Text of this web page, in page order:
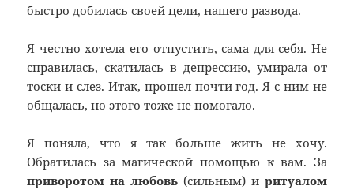
быстро добилась своей цели, нашего развода.
Я честно хотела его отпустить, сама для себя. Не
справилась, скатилась в депрессию, умирала от
тоски и слез. Итак, прошел почти год. Я с ним не
общалась, но этого тоже не помогало.
Я поняла, что я так больше жить не хочу.
Обратилась за магической помощью к вам. За
приворотом на любовь (сильным) и ритуалом